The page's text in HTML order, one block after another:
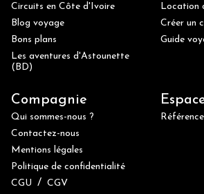
Circuits en Côte d'Ivoire
Blog voyage
Bons plans
Les aventures d'Astounette
(BD)
Location
Créer un
Guide
Compagnie
Qui sommes-nous ?
Contactez-nous
Mentions légales
Politique de confidentialité
CGU / CGV